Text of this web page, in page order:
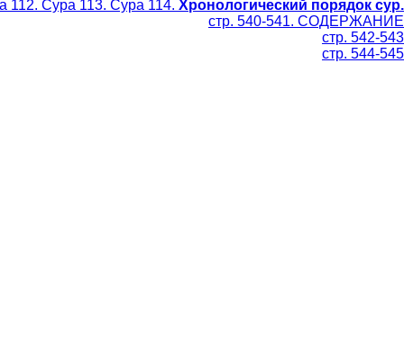
112. Сура 113. Сура 114. Хронологический порядок сур.
стр. 540-541. СОДЕРЖАНИЕ
стр. 542-543
стр. 544-545